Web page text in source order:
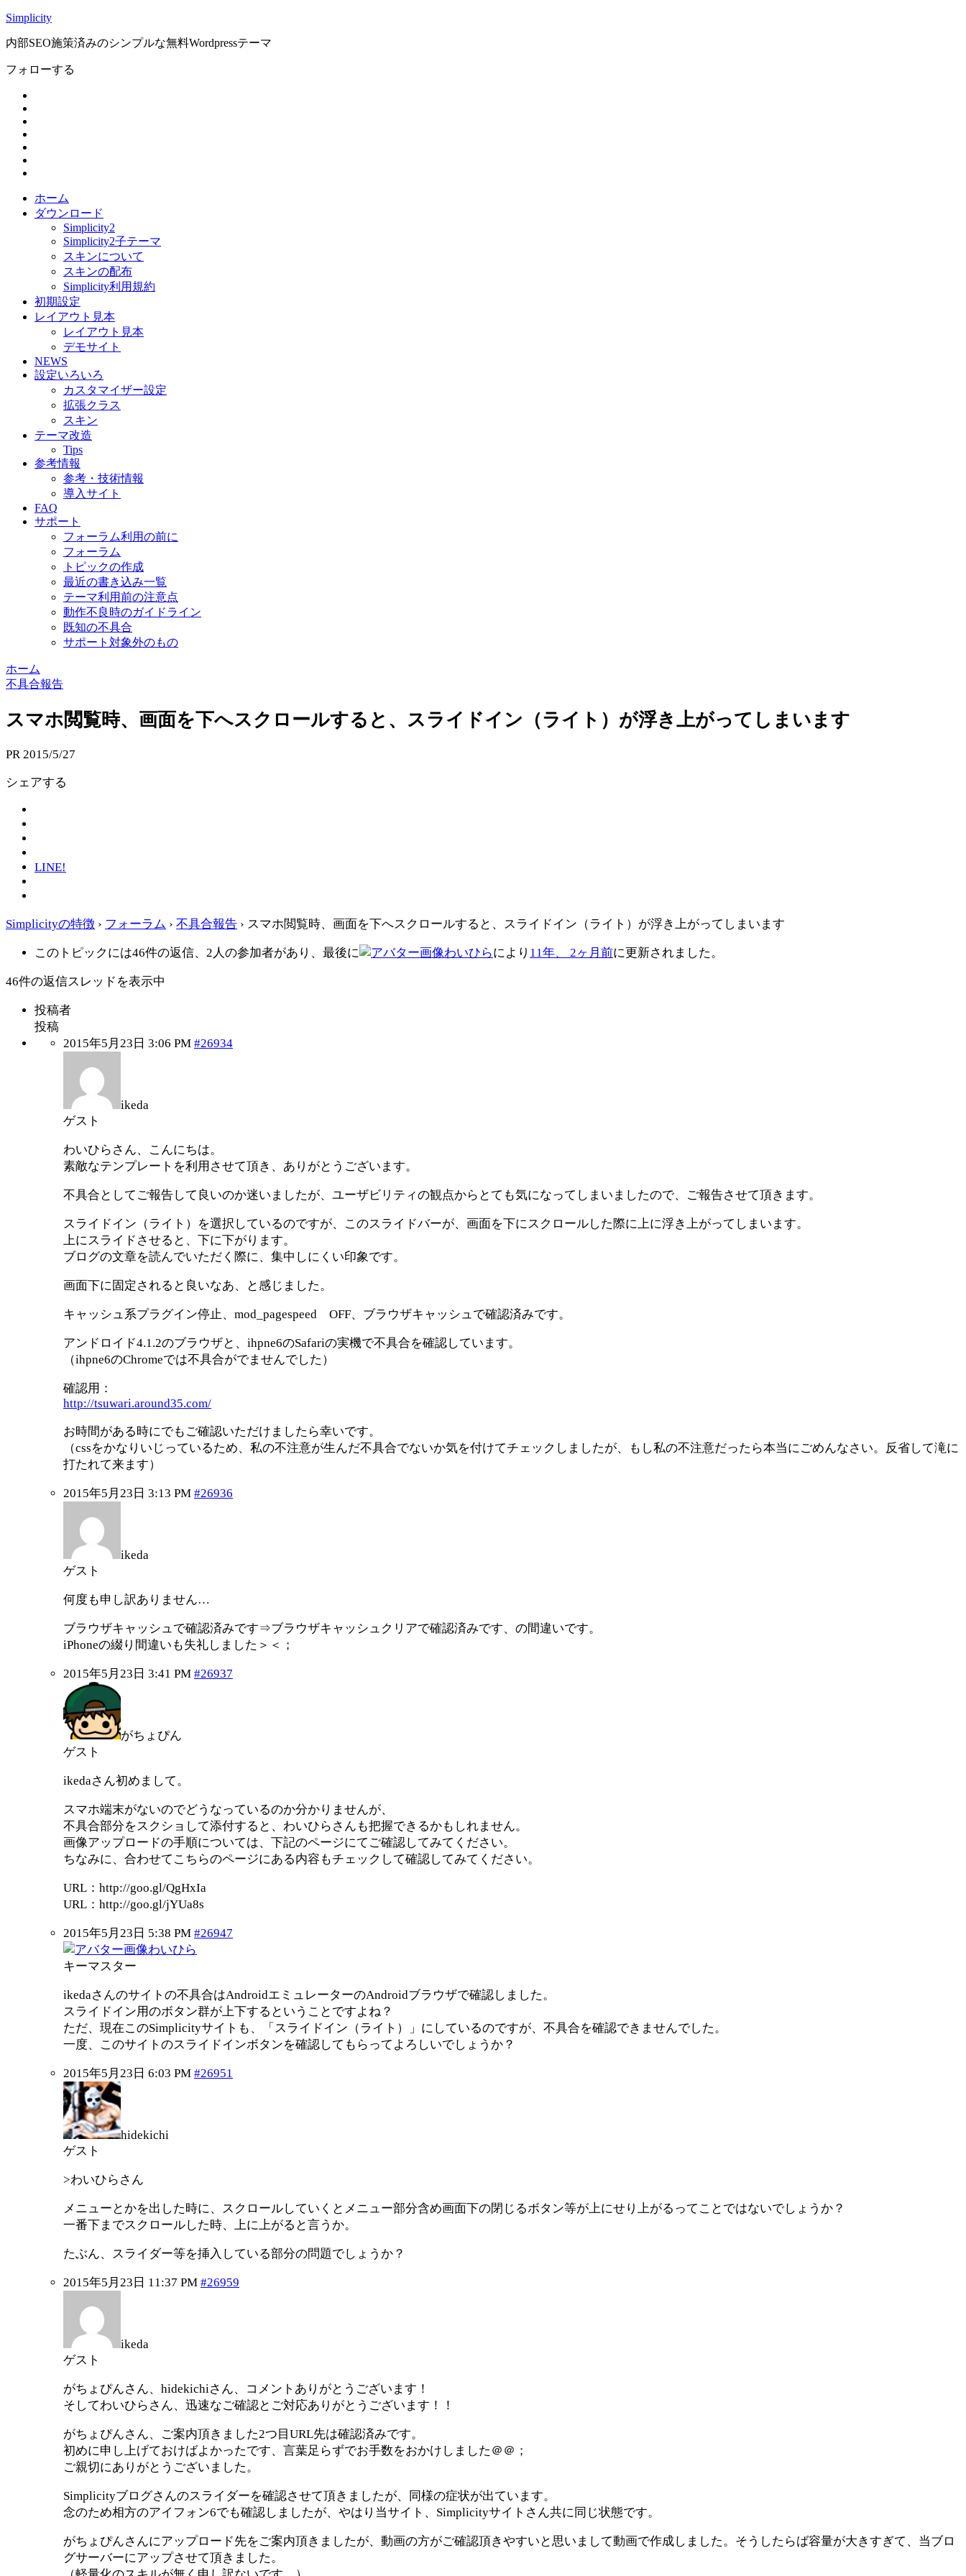
Simplicity
内部SEO施策済みのシンプルな無料Wordpressテーマ
フォローする
ホーム
ダウンロード
Simplicity2
Simplicity2子テーマ
スキンについて
スキンの配布
Simplicity利用規約
初期設定
レイアウト見本
レイアウト見本
デモサイト
NEWS
設定いろいろ
カスタマイザー設定
拡張クラス
スキン
テーマ改造
Tips
参考情報
参考・技術情報
導入サイト
FAQ
サポート
フォーラム利用の前に
フォーラム
トピックの作成
最近の書き込み一覧
テーマ利用前の注意点
動作不良時のガイドライン
既知の不具合
サポート対象外のもの
ホーム
不具合報告
スマホ閲覧時、画面を下へスクロールすると、スライドイン（ライト）が浮き上がってしまいます
PR 2015/5/27
シェアする
LINE!
Simplicityの特徴 › フォーラム › 不具合報告 › スマホ閲覧時、画面を下へスクロールすると、スライドイン（ライト）が浮き上がってしまいます
このトピックには46件の返信、2人の参加者があり、最後に わいひらにより 11年、 2ヶ月前に更新されました。
46件の返信スレッドを表示中
投稿者
投稿
2015年5月23日 3:06 PM #26934
ikeda
ゲスト
わいひらさん、こんにちは。
素敵なテンプレートを利用させて頂き、ありがとうございます。
不具合としてご報告して良いのか迷いましたが、ユーザビリティの観点からとても気になってしまいましたので、ご報告させて頂きます。
スライドイン（ライト）を選択しているのですが、このスライドバーが、画面を下にスクロールした際に上に浮き上がってしまいます。
上にスライドさせると、下に下がります。
ブログの文章を読んでいただく際に、集中しにくい印象です。
画面下に固定されると良いなあ、と感じました。
キャッシュ系プラグイン停止、mod_pagespeed OFF、ブラウザキャッシュで確認済みです。
アンドロイド4.1.2のブラウザと、ihpne6のSafariの実機で不具合を確認しています。
（ihpne6のChromeでは不具合がでませんでした）
確認用：
http://tsuwari.around35.com/
お時間がある時にでもご確認いただけましたら幸いです。
（cssをかなりいじっているため、私の不注意が生んだ不具合でないか気を付けてチェックしましたが、もし私の不注意だったら本当にごめんなさい。反省して滝に
打たれて来ます）
2015年5月23日 3:13 PM #26936
ikeda
ゲスト
何度も申し訳ありません…
ブラウザキャッシュで確認済みです⇒ブラウザキャッシュクリアで確認済みです、の間違いです。
iPhoneの綴り間違いも失礼しました＞＜；
2015年5月23日 3:41 PM #26937
がちょぴん
ゲスト
ikedaさん初めまして。
スマホ端末がないのでどうなっているのか分かりませんが、
不具合部分をスクショして添付すると、わいひらさんも把握できるかもしれません。
画像アップロードの手順については、下記のページにてご確認してみてください。
ちなみに、合わせてこちらのページにある内容もチェックして確認してみてください。
URL：http://goo.gl/QgHxIa
URL：http://goo.gl/jYUa8s
2015年5月23日 5:38 PM #26947
わいひら
キーマスター
ikedaさんのサイトの不具合はAndroidエミュレーターのAndroidブラウザで確認しました。
スライドイン用のボタン群が上下するということですよね？
ただ、現在このSimplicityサイトも、「スライドイン（ライト）」にしているのですが、不具合を確認できませんでした。
一度、このサイトのスライドインボタンを確認してもらってよろしいでしょうか？
2015年5月23日 6:03 PM #26951
hidekichi
ゲスト
>わいひらさん
メニューとかを出した時に、スクロールしていくとメニュー部分含め画面下の閉じるボタン等が上にせり上がるってことではないでしょうか？
一番下までスクロールした時、上に上がると言うか。
たぶん、スライダー等を挿入している部分の問題でしょうか？
2015年5月23日 11:37 PM #26959
ikeda
ゲスト
がちょぴんさん、hidekichiさん、コメントありがとうございます！
そしてわいひらさん、迅速なご確認とご対応ありがとうございます！！
がちょぴんさん、ご案内頂きました2つ目URL先は確認済みです。
初めに申し上げておけばよかったです、言葉足らずでお手数をおかけしました＠＠；
ご親切にありがとうございました。
Simplicityブログさんのスライダーを確認させて頂きましたが、同様の症状が出ています。
念のため相方のアイフォン6でも確認しましたが、やはり当サイト、Simplicityサイトさん共に同じ状態です。
がちょぴんさんにアップロード先をご案内頂きましたが、動画の方がご確認頂きやすいと思いまして動画で作成しました。そうしたらば容量が大きすぎて、当ブロ
グサーバーにアップさせて頂きました。